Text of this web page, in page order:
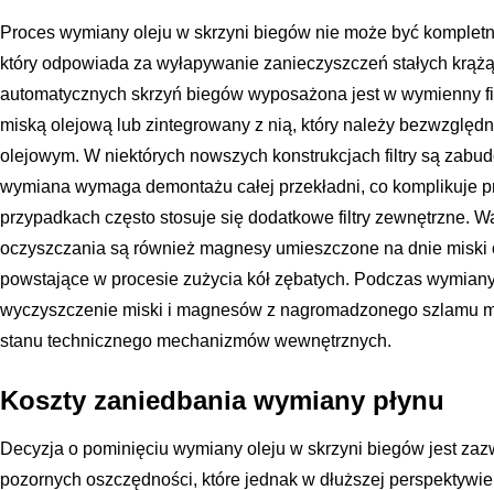
Proces wymiany oleju w skrzyni biegów nie może być
który odpowiada za wyłapywanie zanieczyszczeń stałych
automatycznych skrzyń biegów wyposażona jest w wymienny
miską olejową lub zintegrowany z nią, który należy
olejowym. W niektórych nowszych konstrukcjach filtry są
wymiana wymaga demontażu całej przekładni, co komplikuje
przypadkach często stosuje się dodatkowe filtry zewnętrzne.
oczyszczania są również magnesy umieszczone na dnie miski
powstające w procesie zużycia kół zębatych. Podczas
wyczyszczenie miski i magnesów z nagromadzonego szlamu
stanu technicznego mechanizmów wewnętrznych.
Koszty zaniedbania wymiany płynu
Decyzja o pominięciu wymiany oleju w skrzyni biegów jest
pozornych oszczędności, które jednak w dłuższej